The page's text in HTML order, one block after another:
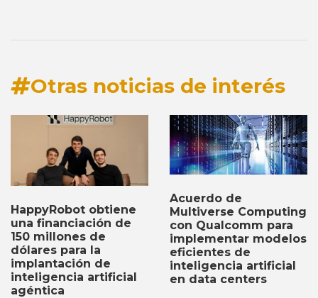
Otras noticias de interés
HappyRobot obtiene
una financiación de
150 millones de
dólares para la
implantación de
inteligencia artificial
agéntica
Acuerdo de
Multiverse Computing
con Qualcomm para
implementar modelos
eficientes de
inteligencia artificial
en data centers